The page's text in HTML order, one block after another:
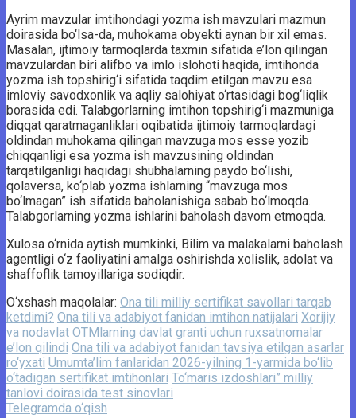
Ayrim mavzular imtihondagi yozma ish mavzulari mazmun
doirasida bo‘lsa-da, muhokama obyekti aynan bir xil emas.
Masalan, ijtimoiy tarmoqlarda taxmin sifatida e’lon qilingan
mavzulardan biri alifbo va imlo islohoti haqida, imtihonda
yozma ish topshirig‘i sifatida taqdim etilgan mavzu esa
imloviy savodxonlik va aqliy salohiyat o‘rtasidagi bog‘liqlik
borasida edi. Talabgorlarning imtihon topshirig‘i mazmuniga
diqqat qaratmaganliklari oqibatida ijtimoiy tarmoqlardagi
oldindan muhokama qilingan mavzuga mos esse yozib
chiqqanligi esa yozma ish mavzusining oldindan
tarqatilganligi haqidagi shubhalarning paydo bo‘lishi,
qolaversa, ko‘plab yozma ishlarning “mavzuga mos
bo‘lmagan” ish sifatida baholanishiga sabab bo‘lmoqda.
Talabgorlarning yozma ishlarini baholash davom etmoqda.
Xulosa o‘rnida aytish mumkinki, Bilim va malakalarni baholash
agentligi o‘z faoliyatini amalga oshirishda xolislik, adolat va
shaffoflik tamoyillariga sodiqdir.
O‘xshash maqolalar: Ona tili milliy sertifikat savollari tarqab
ketdimi? Ona tili va adabiyot fanidan imtihon natijalari Xorijiy
va nodavlat OTMlarning davlat granti uchun ruxsatnomalar
e’lon qilindi Ona tili va adabiyot fanidan tavsiya etilgan asarlar
ro‘yxati Umumta’lim fanlaridan 2026-yilning 1-yarmida bo‘lib
o‘tadigan sertifikat imtihonlari To‘maris izdoshlari” milliy
tanlovi doirasida test sinovlari
Telegramda o‘qish